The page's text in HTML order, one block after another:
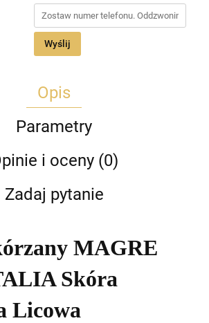
Wyślij
Opis
Parametry
i oceny (0)
Zadaj pytanie
MAGRE
Skóra
Licowa